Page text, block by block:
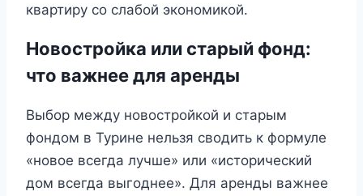
квартиру со слабой экономикой.
Новостройка или старый фонд:
что важнее для аренды
Выбор между новостройкой и старым
фондом в Турине нельзя сводить к формуле
«новое всегда лучше» или «исторический
дом всегда выгоднее». Для аренды важнее